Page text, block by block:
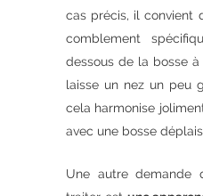
cas précis, il convient
comblement
dessous de la bosse
laisse un nez un peu
cela harmonise
avec une bosse
Une autre demande